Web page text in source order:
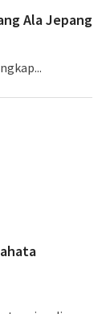
Ala Jepang